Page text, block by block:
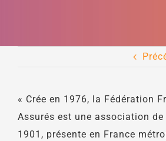
« Crée en 1976, la Fédération
Assurés est une association
1901, présente en France